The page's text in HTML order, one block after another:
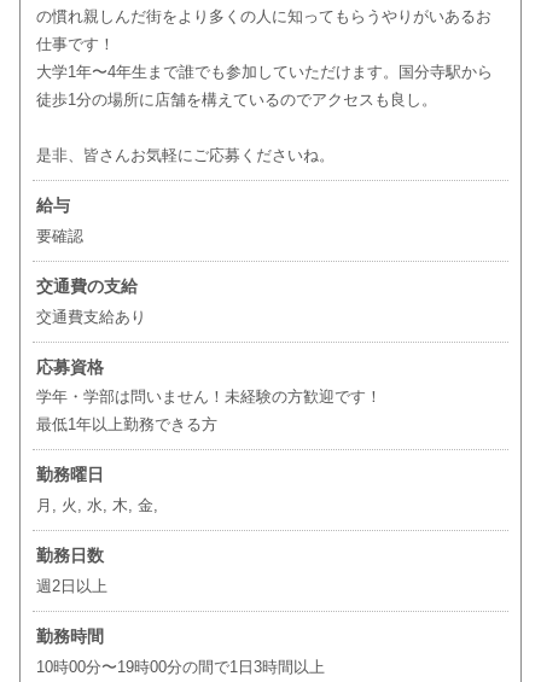
の慣れ親しんだ街をより多くの人に知ってもらうやりがいあるお
仕事です！
大学1年〜4年生まで誰でも参加していただけます。国分寺駅から
徒歩1分の場所に店舗を構えているのでアクセスも良し。
是非、皆さんお気軽にご応募くださいね。
給与
要確認
交通費の支給
交通費支給あり
応募資格
学年・学部は問いません！未経験の方歓迎です！
最低1年以上勤務できる方
勤務曜日
月, 火, 水, 木, 金,
勤務日数
週2日以上
勤務時間
10時00分〜19時00分の間で1日3時間以上